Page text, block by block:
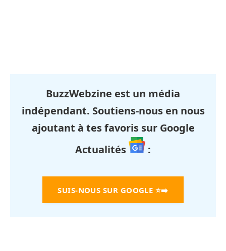
BuzzWebzine est un média
indépendant. Soutiens-nous en nous
ajoutant à tes favoris sur Google
Actualités
:
SUIS-NOUS SUR GOOGLE ⭐➡️